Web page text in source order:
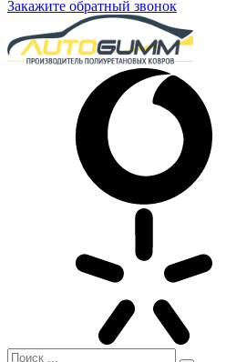
Закажите обратный звонок